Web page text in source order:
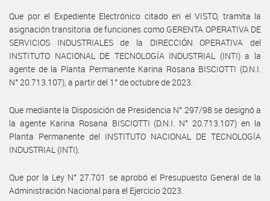
Que por el Expediente Electrónico citado en el VISTO, tramita la
asignación transitoria de funciones como GERENTA OPERATIVA DE
SERVICIOS INDUSTRIALES de la DIRECCIÓN OPERATIVA del
INSTITUTO NACIONAL DE TECNOLOGÍA INDUSTRIAL (INTI) a la
agente de la Planta Permanente Karina Rosana BISCIOTTI (D.N.I.
N° 20.713.107), a partir del 1° de octubre de 2023.
Que mediante la Disposición de Presidencia N° 297/98 se designó a
la agente Karina Rosana BISCIOTTI (D.N.I. N° 20.713.107) en la
Planta Permanente del INSTITUTO NACIONAL DE TECNOLOGÍA
INDUSTRIAL (INTI).
Que por la Ley N° 27.701 se aprobó el Presupuesto General de la
Administración Nacional para el Ejercicio 2023.